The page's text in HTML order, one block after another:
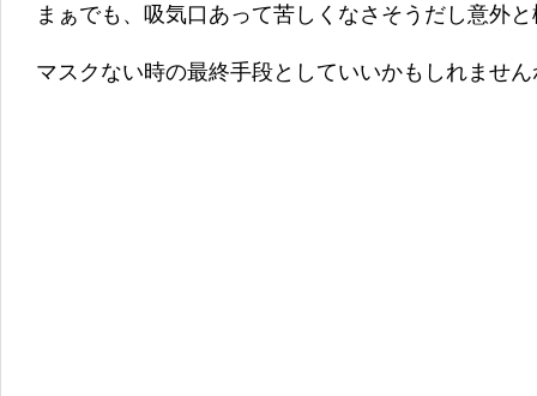
まぁでも、吸気口あって苦しくなさそうだし意外
マスクない時の最終手段としていいかもしれません